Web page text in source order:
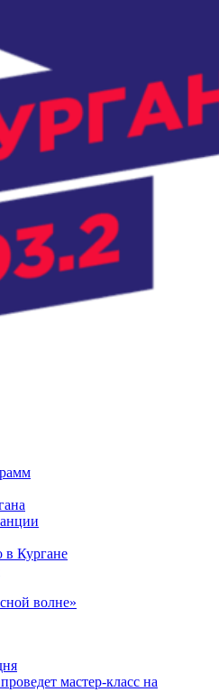
в Кургане
волне»
мастер-класс на